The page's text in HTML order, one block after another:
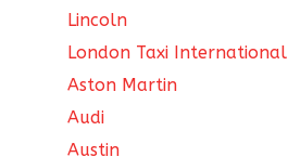
Lincoln
London Taxi International
Aston Martin
Audi
Austin